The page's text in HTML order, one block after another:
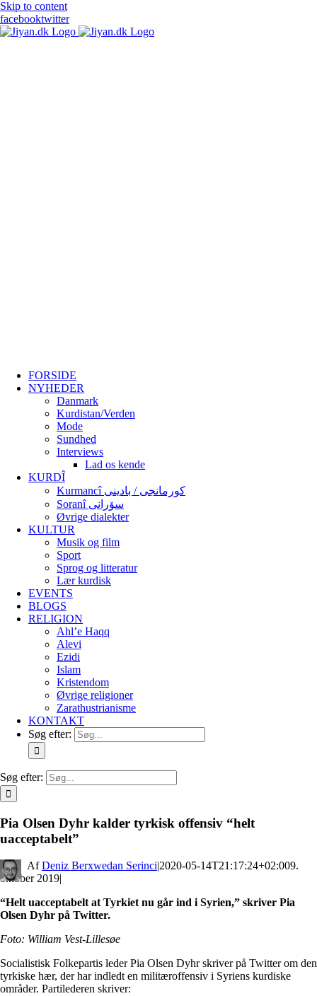
Skip to content
facebooktwitter
FORSIDE
NYHEDER
Danmark
Kurdistan/Verden
Mode
Sundhed
Interviews
Lad os kende
KURDÎ
Kurmancî کورمانجی / بادینی
Soranî سۆرانی
Øvrige dialekter
KULTUR
Musik og film
Sport
Sprog og litteratur
Lær kurdisk
EVENTS
BLOGS
RELIGION
Ahl’e Haqq
Alevi
Ezidi
Islam
Kristendom
Øvrige religioner
Zarathustrianisme
KONTAKT
Søg efter:
Søg efter:
Pia Olsen Dyhr kalder tyrkisk offensiv “helt
uacceptabelt”
By Deniz Berxwedan Serinci|2020-05-14T21:17:24+02:009.
oktober 2019|
“Helt uacceptabelt at Tyrkiet nu går ind i Syrien,” skriver Pia
Olsen Dyhr på Twitter.
Foto: William Vest-Lillesøe
Socialistisk Folkepartis leder Pia Olsen Dyhr skriver på Twitter om den
tyrkiske hær, der har indledt en militæroffensiv i Syriens kurdiske
områder. Partilederen skriver: